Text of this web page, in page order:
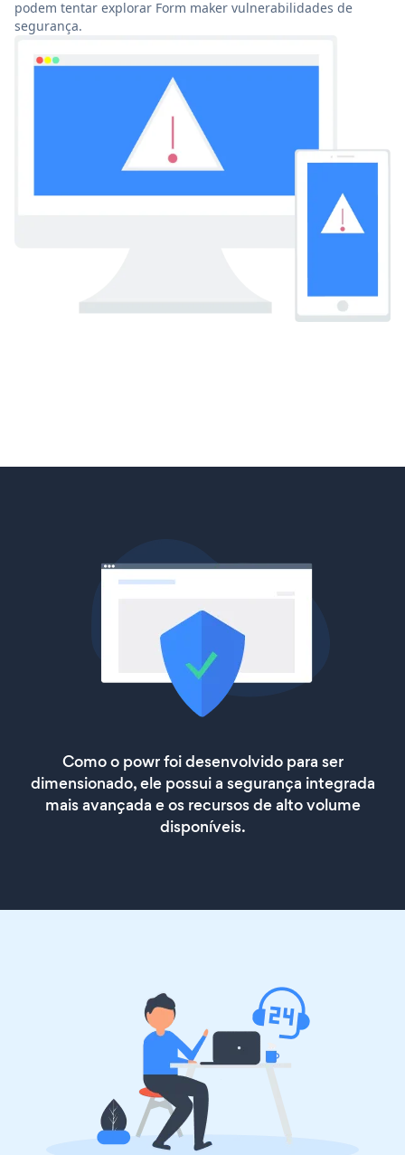
podem tentar explorar Form maker vulnerabilidades de
segurança.
Como o powr foi desenvolvido para ser
dimensionado, ele possui a segurança integrada
mais avançada e os recursos de alto volume
disponíveis.